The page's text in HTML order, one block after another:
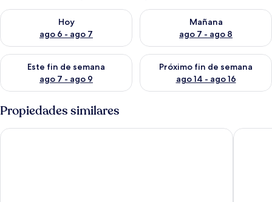
Hoy
ago 6 - ago 7
Consulta la disponibilidad para hoy ago 6 - ago 7
Mañana
ago 7 - ago 8
Consulta la disponibilidad
Este fin de semana
ago 7 - ago 9
Consulta la disponibilidad para este fin de semana ago 7 -
Próximo fin de semana
ago 14 - ago 16
Consulta la disponibilidad
Propiedades similares
Ramada Encore by Wyndham Gimpo Han River HotelInter